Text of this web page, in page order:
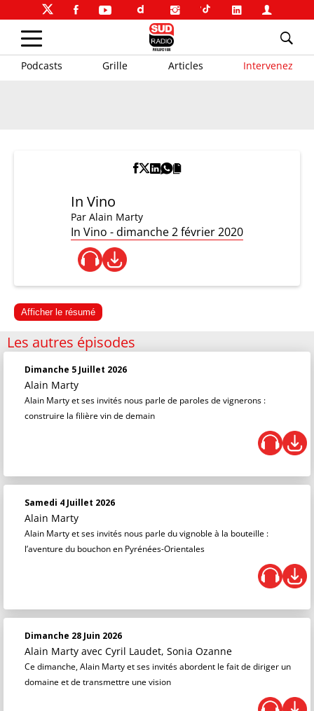
Podcasts Grille Articles Intervenez
In Vino
Par Alain Marty
In Vino - dimanche 2 février 2020
Afficher le résumé
Les autres épisodes
Dimanche 5 Juillet 2026
Alain Marty
Alain Marty et ses invités nous parle de paroles de vignerons :
construire la filière vin de demain
Samedi 4 Juillet 2026
Alain Marty
Alain Marty et ses invités nous parle du vignoble à la bouteille :
l’aventure du bouchon en Pyrénées-Orientales
Dimanche 28 Juin 2026
Alain Marty avec Cyril Laudet, Sonia Ozanne
Ce dimanche, Alain Marty et ses invités abordent le fait de diriger un
domaine et de transmettre une vision